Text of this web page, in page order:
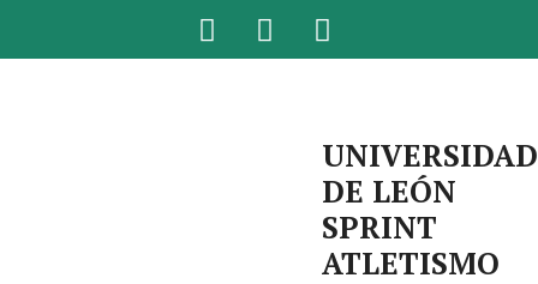
UNIVERSIDAD
DE LEÓN
SPRINT
ATLETISMO